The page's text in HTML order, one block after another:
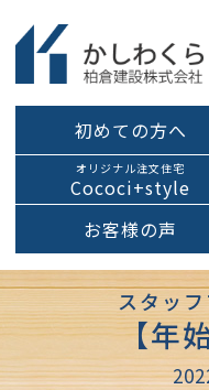
初めての方へ
オリジナル注文住宅
Cococi+style
お客様の声
スタッ
【年